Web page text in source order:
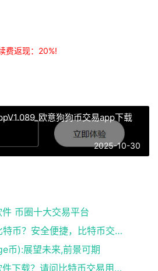
费返现：20%!
欧意狗狗币交易app下载
2025-10-30
币圈十大交易平台
12年的时候怎么买比特币？安全便捷，比特币交易首选
币):展望未来,前景可期
哪里能下载比特币软件下载？请问比特币交易用什么软件